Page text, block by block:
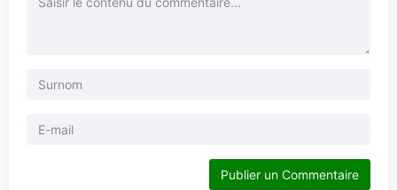
Publier un Commentaire